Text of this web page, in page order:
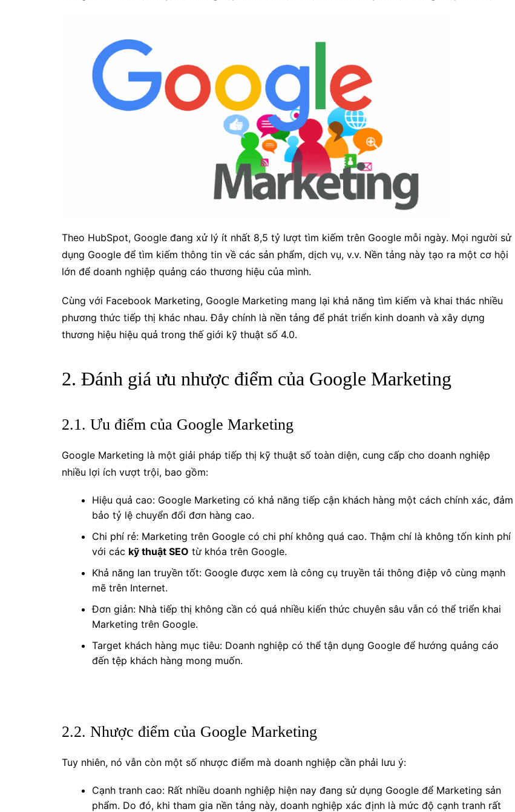
Theo HubSpot, Google đang xử lý ít nhất 8,5 tỷ lượt tìm kiếm trên Google mỗi ngày. Mọi người sử
dụng Google để tìm kiếm thông tin về các sản phẩm, dịch vụ, v.v. Nền tảng này tạo ra một cơ hội
lớn để doanh nghiệp quảng cáo thương hiệu của mình.
Cùng với Facebook Marketing, Google Marketing mang lại khả năng tìm kiếm và khai thác nhiều
phương thức tiếp thị khác nhau. Đây chính là nền tảng để phát triển kinh doanh và xây dựng
thương hiệu hiệu quả trong thế giới kỹ thuật số 4.0.
2. Đánh giá ưu nhược điểm của Google Marketing
2.1. Ưu điểm của Google Marketing
Google Marketing là một giải pháp tiếp thị kỹ thuật số toàn diện, cung cấp cho doanh nghiệp
nhiều lợi ích vượt trội, bao gồm:
Hiệu quả cao: Google Marketing có khả năng tiếp cận khách hàng một cách chính xác, đảm
bảo tỷ lệ chuyển đổi đơn hàng cao.
Chi phí rẻ: Marketing trên Google có chi phí không quá cao. Thậm chí là không tốn kinh phí
với các kỹ thuật SEO từ khóa trên Google.
Khả năng lan truyền tốt: Google được xem là công cụ truyền tải thông điệp vô cùng mạnh
mẽ trên Internet.
Đơn giản: Nhà tiếp thị không cần có quá nhiều kiến thức chuyên sâu vẫn có thể triển khai
Marketing trên Google.
Target khách hàng mục tiêu: Doanh nghiệp có thể tận dụng Google để hướng quảng cáo
đến tệp khách hàng mong muốn.
2.2. Nhược điểm của Google Marketing
Tuy nhiên, nó vẫn còn một số nhược điểm mà doanh nghiệp cần phải lưu ý:
Cạnh tranh cao: Rất nhiều doanh nghiệp hiện nay đang sử dụng Google để Marketing sản
phẩm. Do đó, khi tham gia nền tảng này, doanh nghiệp xác định là mức độ cạnh tranh rất